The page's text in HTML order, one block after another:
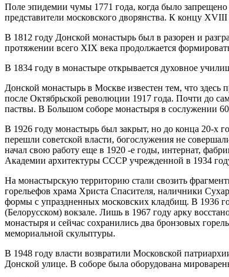
Поле эпидемии чумы 1771 года, когда было запрещено
представители московского дворянства. К концу
В 1812 году Донской монастырь был в разорен и
протяжении всего XIX века продолжается
В 1834 году в монастыре открывается духовное
Донской монастырь в Москве известен тем, что здесь
после Октябрьской революции 1917 года. Почти до
паствы. В Большом соборе монастыря в сослужении
В 1926 году монастырь был закрыт, но до конца 20-х
перешли советской власти, богослужения не
начал свою работу еще в 1920 -е годы, интернат,
Академии архитектуры СССР учрежденной в 1934
На монастырскую территорию стали свозить
горельефов храма Христа Спасителя, наличники
формы с упраздненных московских кладбищ. В 1936
(Белорусском) вокзале. Лишь в 1967 году арку
монастыря и сейчас сохранились два бронзовых
мемориальной скульптуры.
В 1948 году власти возвратили Московской
Донской улице. В соборе была оборудована